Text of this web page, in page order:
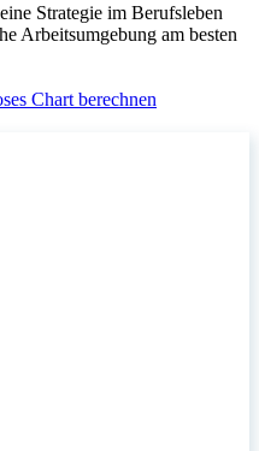
Strategie im Berufsleben
Arbeitsumgebung am besten
Chart berechnen